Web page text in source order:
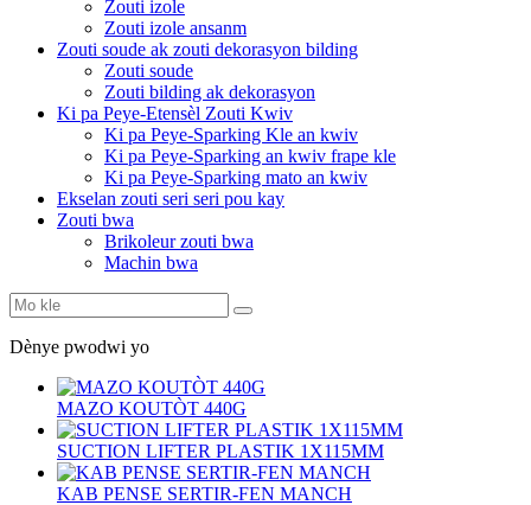
Zouti izole
Zouti izole ansanm
Zouti soude ak zouti dekorasyon bilding
Zouti soude
Zouti bilding ak dekorasyon
Ki pa Peye-Etensèl Zouti Kwiv
Ki pa Peye-Sparking Kle an kwiv
Ki pa Peye-Sparking an kwiv frape kle
Ki pa Peye-Sparking mato an kwiv
Ekselan zouti seri seri pou kay
Zouti bwa
Brikoleur zouti bwa
Machin bwa
Dènye pwodwi yo
MAZO KOUTÒT 440G
SUCTION LIFTER PLASTIK 1X115MM
KAB PENSE SERTIR-FEN MANCH